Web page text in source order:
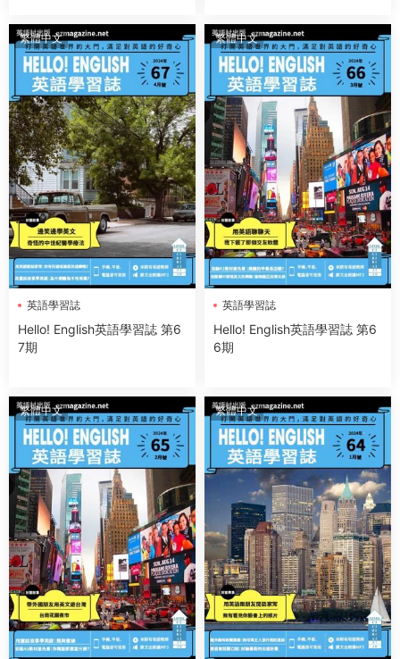
繁體中文
英語學習誌
Hello! English英語學習誌 第6
7期
繁體中文
英語學習誌
Hello! English英語學習誌 第6
6期
繁體中文 繁體中文